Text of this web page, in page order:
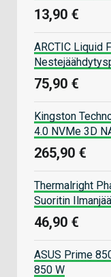
13,90 €
ARCTIC Liquid
75,90 €
Kingston
4.0 NVMe 3D
265,90 €
Thermalright
Suoritin
46,90 €
ASUS Prime
850 W